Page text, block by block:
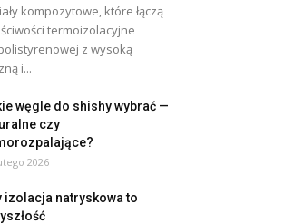
kompozytowe, które łączą
termoizolacyjne
z wysoką
i...
węgle do shishy wybrać —
czy
2026
izolacja natryskowa to